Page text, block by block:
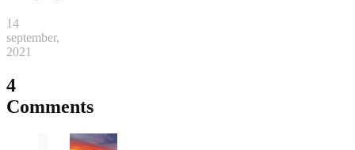
14
september,
2021
4
Comments